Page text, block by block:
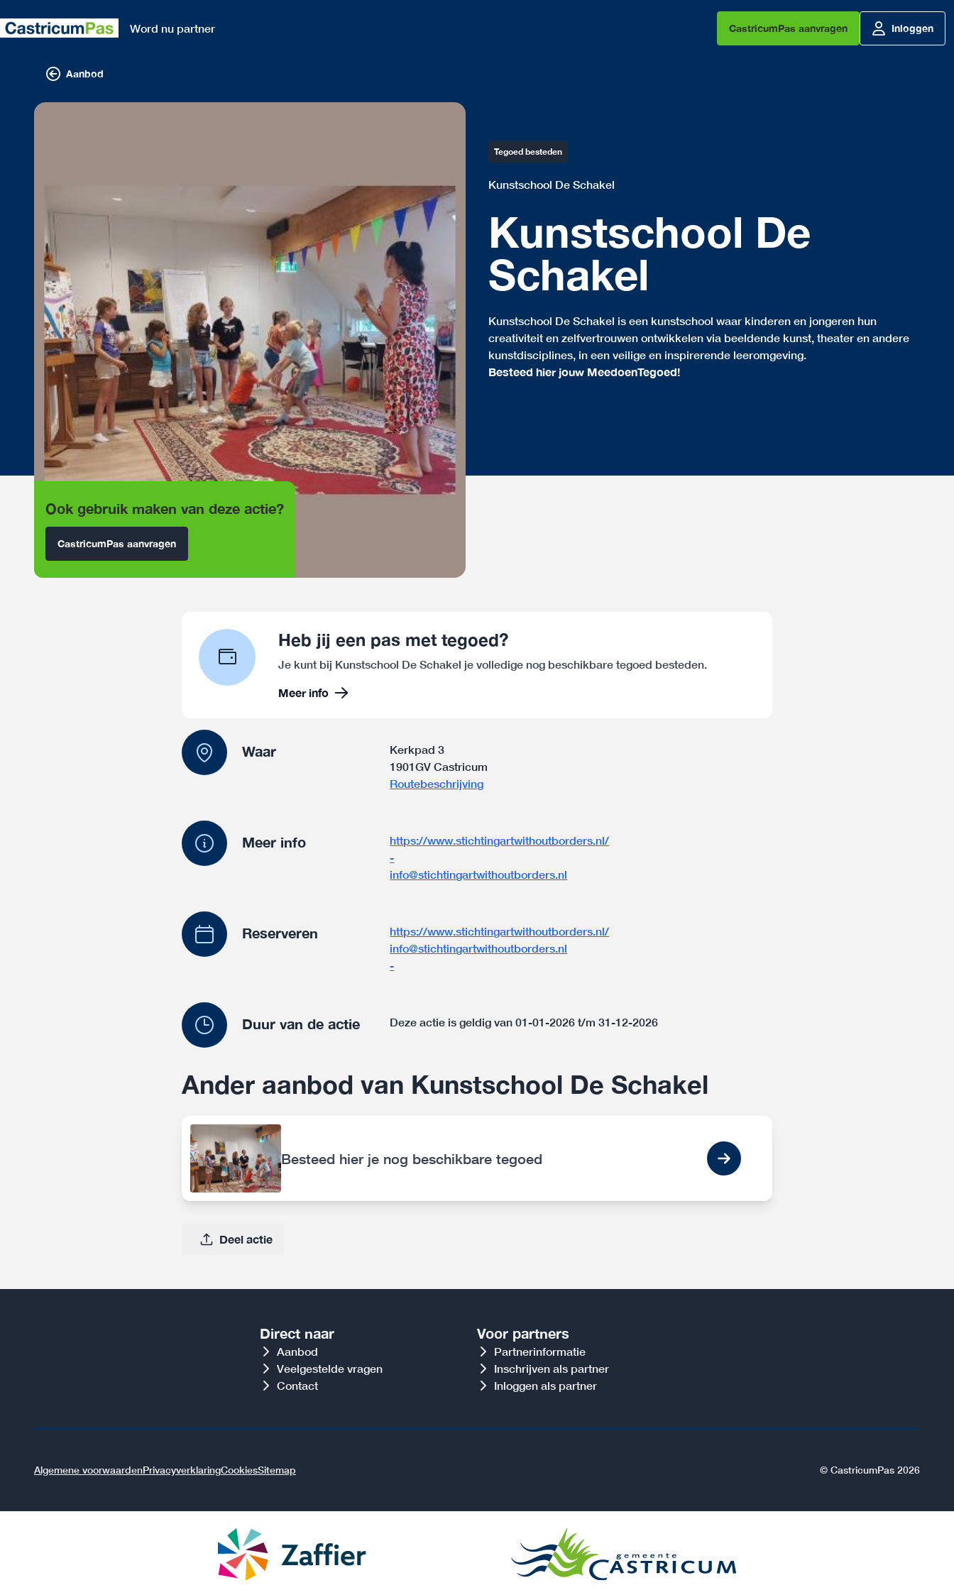
Word nu partner CastricumPas aanvragen Inloggen
Aanbod
Tegoed besteden
Kunstschool De Schakel
Kunstschool De
Schakel
Kunstschool De Schakel is een kunstschool waar kinderen en jongeren hun
creativiteit en zelfvertrouwen ontwikkelen via beeldende kunst, theater en andere
kunstdisciplines, in een veilige en inspirerende leeromgeving.
Besteed hier jouw MeedoenTegoed!
Ook gebruik maken van deze actie?
CastricumPas aanvragen
Heb jij een pas met tegoed?
Je kunt bij Kunstschool De Schakel je volledige nog beschikbare tegoed besteden.
Meer info
Waar
Kerkpad 3
1901GV Castricum
Routebeschrijving
Meer info
https://www.stichtingartwithoutborders.nl/
-
info@stichtingartwithoutborders.nl
Reserveren
https://www.stichtingartwithoutborders.nl/
info@stichtingartwithoutborders.nl
-
Duur van de actie Deze actie is geldig van 01-01-2026 t/m 31-12-2026
Ander aanbod van Kunstschool De Schakel
Besteed hier je nog beschikbare tegoed
Deel actie
Direct naar
Aanbod
Veelgestelde vragen
Contact
Voor partners
Partnerinformatie
Inschrijven als partner
Inloggen als partner
Algemene voorwaardenPrivacyverklaringCookiesSitemap © CastricumPas 2026